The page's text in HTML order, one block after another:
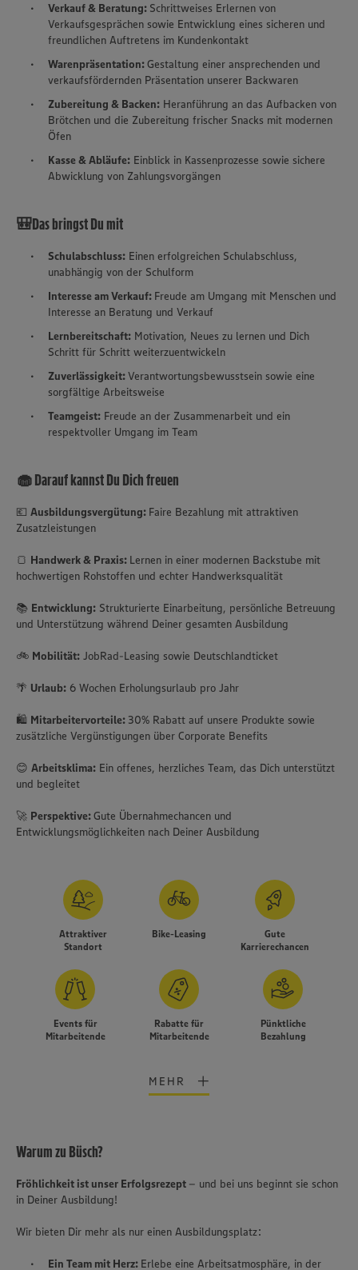
Verkauf & Beratung: Schrittweises Erlernen von
Verkaufsgesprächen sowie Entwicklung eines sicheren und
freundlichen Auftretens im Kundenkontakt
Warenpräsentation:Gestaltung einer ansprechenden und
verkaufsfördernden Präsentation unserer Backwaren
Zubereitung & Backen: Heranführung an das Aufbacken von
Brötchen und die Zubereitung frischer Snacks mit modernen
Öfen
Kasse & Abläufe: Einblick in Kassenprozesse sowie sichere
Abwicklung von Zahlungsvorgängen
🎒Das bringst Du mit
Schulabschluss: Einen erfolgreichen Schulabschluss,
unabhängig von der Schulform
Interesse am Verkauf: Freude am Umgang mit Menschen und
Interesse an Beratung und Verkauf
Lernbereitschaft: Motivation, Neues zu lernen und Dich
Schritt für Schritt weiterzuentwickeln
Zuverlässigkeit:Verantwortungsbewusstsein sowie eine
sorgfältige Arbeitsweise
Teamgeist: Freude an der Zusammenarbeit und ein
respektvoller Umgang im Team
🧁 Darauf kannst Du Dich freuen
💶 Ausbildungsvergütung: Faire Bezahlung mit attraktiven
Zusatzleistungen
🍞 Handwerk & Praxis: Lernen in einer modernen Backstube mit
hochwertigen Rohstoffen und echter Handwerksqualität
📚 Entwicklung: Strukturierte Einarbeitung, persönliche Betreuung
und Unterstützung während Deiner gesamten Ausbildung
🚲 Mobilität: JobRad-Leasing sowie Deutschlandticket
🌴 Urlaub: 6 Wochen Erholungsurlaub pro Jahr
🛍️ Mitarbeitervorteile: 30% Rabatt auf unsere Produkte sowie
zusätzliche Vergünstigungen über Corporate Benefits
😊 Arbeitsklima: Ein offenes, herzliches Team, das Dich unterstützt
und begleitet
🚀 Perspektive:Gute Übernahmechancen und
Entwicklungsmöglichkeiten nach Deiner Ausbildung
Attraktiver
Standort
Bike-Leasing
Gute
Karrierechancen
Events für
Mitarbeitende
Rabatte für
Mitarbeitende
Pünktliche
Bezahlung
MEHR
Warum zu Büsch?
Fröhlichkeit ist unser Erfolgsrezept – und bei uns beginnt sie schon
in Deiner Ausbildung!
Wir bieten Dir mehr als nur einen Ausbildungsplatz:
Ein Team mit Herz: Erlebe eine Arbeitsatmosphäre, in der